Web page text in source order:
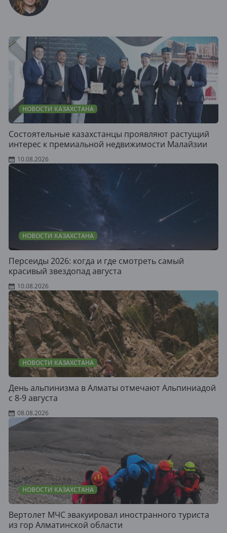
НОВОСТИ КАЗАХСТАНА
Состоятельные казахстанцы проявляют растущий
интерес к премиальной недвижимости Малайзии
10.08.2026
НОВОСТИ КАЗАХСТАНА
Персеиды 2026: когда и где смотреть самый
красивый звездопад августа
10.08.2026
НОВОСТИ КАЗАХСТАНА
День альпинизма в Алматы отмечают Альпиниадой
с 8-9 августа
08.08.2026
НОВОСТИ КАЗАХСТАНА
Вертолет МЧС эвакуировал иностранного туриста
из гор Алматинской области